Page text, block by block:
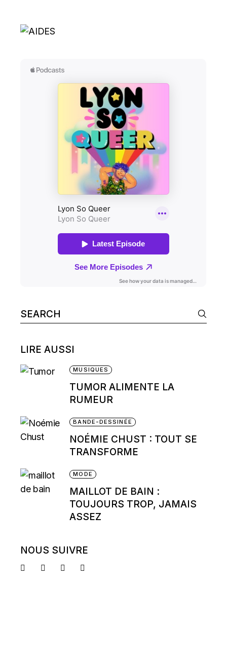
Search
for:
LIRE AUSSI
MUSIQUES
TUMOR ALIMENTE LA
RUMEUR
BANDE-DESSINÉE
NOÉMIE CHUST : TOUT SE
TRANSFORME
MODE
MAILLOT DE BAIN :
TOUJOURS TROP, JAMAIS
ASSEZ
NOUS SUIVRE